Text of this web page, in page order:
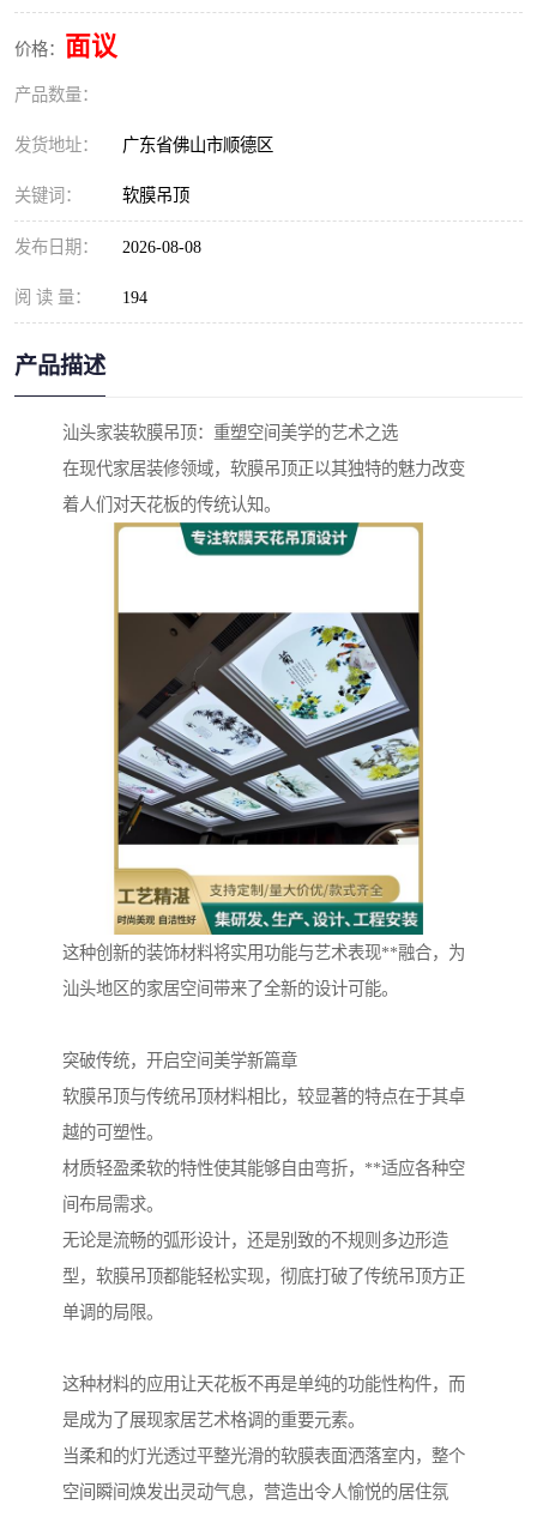
价格： 面议
产品数量：
发货地址： 广东省佛山市顺德区
关键词： 软膜吊顶
发布日期： 2026-08-08
阅 读 量： 194
产品描述
汕头家装软膜吊顶：重塑空间美学的艺术之选
在现代家居装修领域，软膜吊顶正以其独特的魅力改变
着人们对天花板的传统认知。
这种创新的装饰材料将实用功能与艺术表现**融合，为
汕头地区的家居空间带来了全新的设计可能。
突破传统，开启空间美学新篇章
软膜吊顶与传统吊顶材料相比，较显著的特点在于其卓
越的可塑性。
材质轻盈柔软的特性使其能够自由弯折，**适应各种空
间布局需求。
无论是流畅的弧形设计，还是别致的不规则多边形造
型，软膜吊顶都能轻松实现，彻底打破了传统吊顶方正
单调的局限。
这种材料的应用让天花板不再是单纯的功能性构件，而
是成为了展现家居艺术格调的重要元素。
当柔和的灯光透过平整光滑的软膜表面洒落室内，整个
空间瞬间焕发出灵动气息，营造出令人愉悦的居住氛